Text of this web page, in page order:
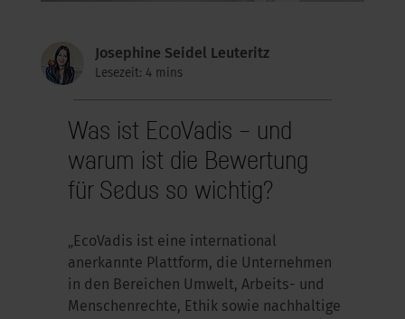
Josephine Seidel Leuteritz
Lesezeit: 4 mins
Was ist EcoVadis – und
warum ist die Bewertung
für Sedus so wichtig?
„ EcoVadis ist eine international
anerkannte Plattform, die Unternehmen
in den Bereichen Umwelt, Arbeits- und
Menschenrechte, Ethik sowie nachhaltige